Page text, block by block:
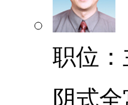
职位
阴式